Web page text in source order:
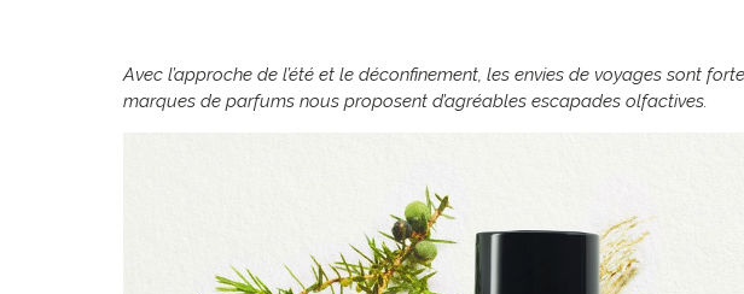
Avec l’approche de l’été et le déconfinement, les envies de voyages sont
marques de parfums nous proposent d’agréables escapades olfactives.